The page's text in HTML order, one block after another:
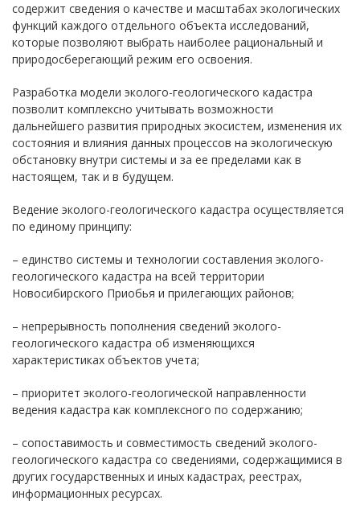
содержит сведения о качестве и масштабах экологических
функций каждого отдельного объекта исследований,
которые позволяют выбрать наиболее рациональный и
природосберегающий режим его освоения.
Разработка модели эколого-геологического кадастра
позволит комплексно учитывать возможности
дальнейшего развития природных экосистем, изменения их
состояния и влияния данных процессов на экологическую
обстановку внутри системы и за ее пределами как в
настоящем, так и в будущем.
Ведение эколого-геологического кадастра осуществляется
по единому принципу:
– единство системы и технологии составления эколого-
геологического кадастра на всей территории
Новосибирского Приобья и прилегающих районов;
– непрерывность пополнения сведений эколого-
геологического кадастра об изменяющихся
характеристиках объектов учета;
– приоритет эколого-геологической направленности
ведения кадастра как комплексного по содержанию;
– сопоставимость и совместимость сведений эколого-
геологического кадастра со сведениями, содержащимися в
других государственных и иных кадастрах, реестрах,
информационных ресурсах.